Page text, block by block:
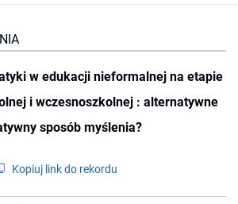
w edukacji nieformalnej na etapie
i wczesnoszkolnej : alternatywne
sposób myślenia?
Kopiuj link do rekordu